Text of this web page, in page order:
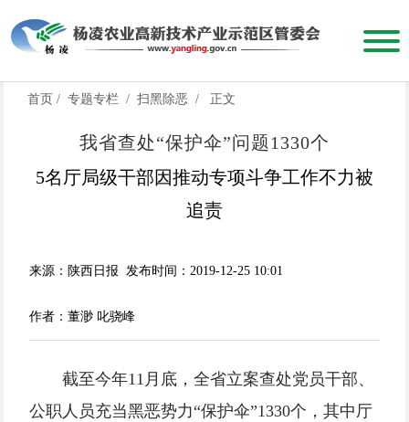
首页 / 专题专栏 / 扫黑除恶 / 正文
我省查处“保护伞”问题1330个
5名厅局级干部因推动专项斗争工作不力被
追责
来源：陕西日报 发布时间：2019-12-25 10:01
作者：董渺 叱骁峰
截至今年11月底，全省立案查处党员干部、
公职人员充当黑恶势力“保护伞”1330个，其中厅